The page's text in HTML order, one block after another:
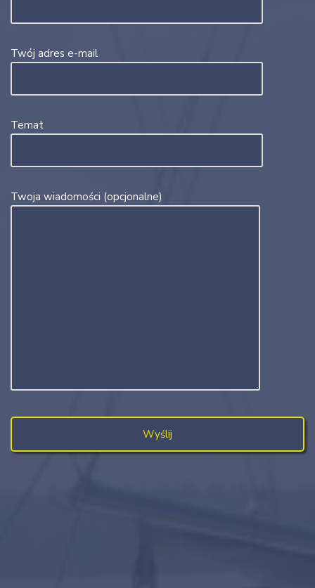
Twój adres e-mail
Temat
Twoja wiadomości (opcjonalne)